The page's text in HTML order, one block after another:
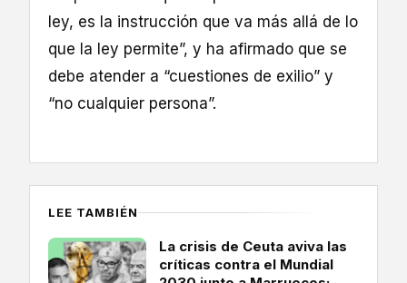
ley, es la instrucción que va más allá de lo
que la ley permite”, y ha afirmado que se
debe atender a “cuestiones de exilio” y
“no cualquier persona”.
LEE TAMBIÉN
La crisis de Ceuta aviva las
críticas contra el Mundial